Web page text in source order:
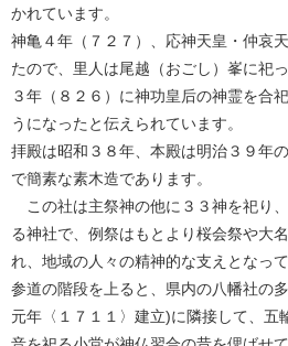
かれています。
神亀４年（７２７）、応神天皇・仲哀
たので、里人は尾越（おごし）峯に祀
３年（８２６）に神功皇后の神霊を合
うになったと伝えられています。
拝殿は昭和３８年、本殿は明治３９年
で簡素な素木造であります。
この社は主祭神の他に３３神を祀り
る神社で、例祭はもとより桜会祭や大
れ、地域の人々の精神的な支えとなって
参道の階段を上ると、県内の八幡社の
元年〈１７１１〉建立)に隣接して、五